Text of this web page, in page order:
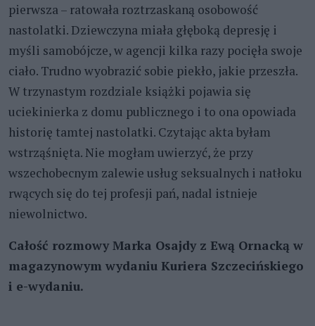
pierwsza – ratowała roztrzaskaną osobowość
nastolatki. Dziewczyna miała głęboką depresję i
myśli samobójcze, w agencji kilka razy pocięła swoje
ciało. Trudno wyobrazić sobie piekło, jakie przeszła.
W trzynastym rozdziale książki pojawia się
uciekinierka z domu publicznego i to ona opowiada
historię tamtej nastolatki. Czytając akta byłam
wstrząśnięta. Nie mogłam uwierzyć, że przy
wszechobecnym zalewie usług seksualnych i natłoku
rwących się do tej profesji pań, nadal istnieje
niewolnictwo.
Całość rozmowy Marka Osajdy z Ewą Ornacką w
magazynowym wydaniu Kuriera Szczecińskiego
i e-wydaniu.